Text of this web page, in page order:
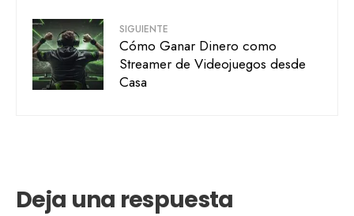
SIGUIENTE
Cómo Ganar Dinero como
Streamer de Videojuegos desde
Casa
Deja una respuesta